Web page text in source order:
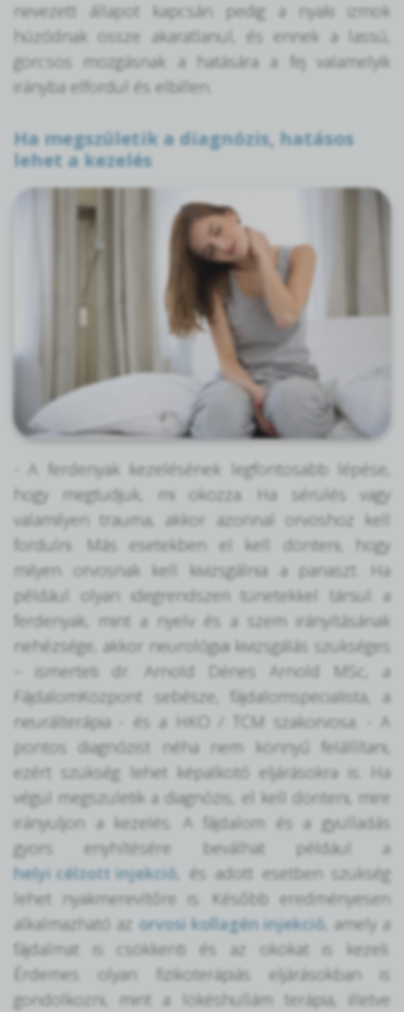
nevezett állapot kapcsán pedig a nyaki izmok
húzódnak össze akaratlanul, és ennek a lassú,
görcsös mozgásnak a hatására a fej valamelyik
irányba elfordul és elbillen.
Ha megszületik a diagnózis, hatásos
lehet a kezelés
- A ferdenyak kezelésének legfontosabb lépése,
hogy megtudjuk, mi okozza. Ha sérülés vagy
valamilyen trauma, akkor azonnal orvoshoz kell
fordulni. Más esetekben el kell dönteni, hogy
milyen orvosnak kell kivizsgálnia a panaszt. Ha
például olyan idegrendszeri tünetekkel társul a
ferdenyak, mint a nyelv és a szem irányításának
nehézsége, akkor neurológiai kivizsgálás szükséges
– ismerteti dr. Arnold Dénes Arnold MSc, a
FájdalomKözpont sebésze, fájdalomspecialista, a
neurálterápia - és a HKO / TCM szakorvosa. - A
pontos diagnózist néha nem könnyű felállítani,
ezért szükség lehet képalkotó eljárásokra is. Ha
végül megszületik a diagnózis, el kell dönteni, mire
irányuljon a kezelés. A fájdalom és a gyulladás
gyors enyhítésére beválhat például a
helyi célzott injekció , és adott esetben szükség
lehet nyakmerevítőre is. Később eredményesen
alkalmazható az orvosi kollagén injekció, amely a
fájdalmat is csökkenti és az okokat is kezeli.
Érdemes olyan fizikoterápiás eljárásokban is
gondolkozni, mint a lökéshullám terápia, illetve